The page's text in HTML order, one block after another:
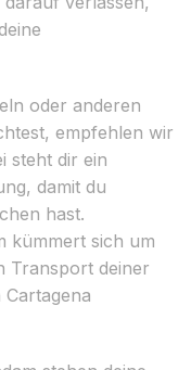
oder anderen
empfehlen wir
steht dir ein
damit du
hast.
kümmert sich um
Transport deiner